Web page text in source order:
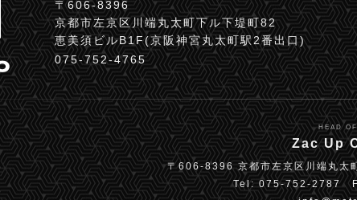
〒606-8396
京都市左京区川端丸太町下ル下堤町82
恵美須ビルB1F(京阪神宮丸太町駅2番出口)
075-752-4765
HEAD
Zac Up
〒606-8396 京都市左京区川端丸
Tel: 075-752-2787